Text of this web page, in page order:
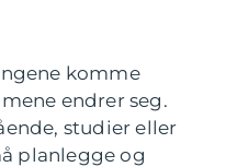
komme
endrer seg.
studier eller
planlegge og